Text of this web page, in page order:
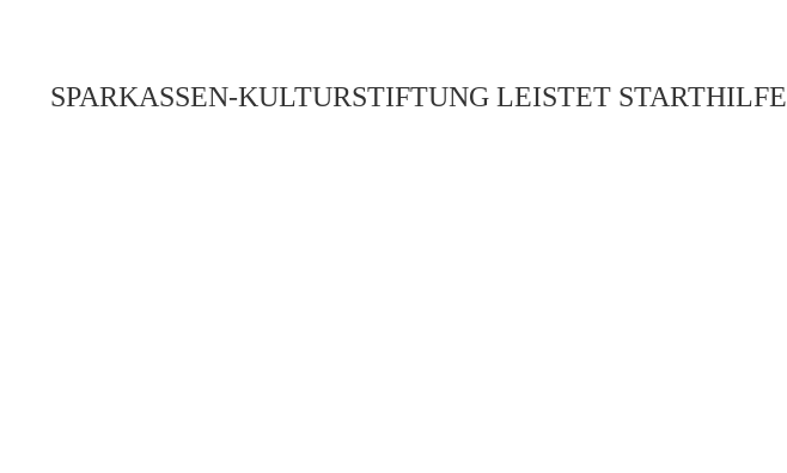
SPARKASSEN-KULTURSTIFTUNG LEISTET STARTHILFE